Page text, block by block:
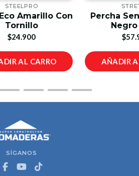
STEELPRO
Amarillo Con
Tornillo
$24.900
AL CARRO
Percha
AÑADIR
SÍGANOS